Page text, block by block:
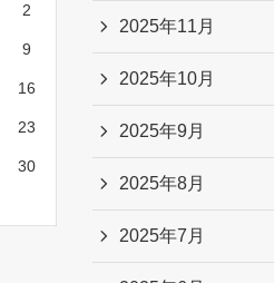
2
9
16
23
30
2025年11月
2025年10月
2025年9月
2025年8月
2025年7月